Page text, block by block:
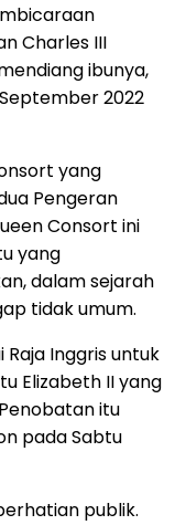
Charles III
ibunya,
2022
yang
Pengeran
Consort ini
yang
dalam sejarah
tidak umum.
Inggris untuk
Elizabeth II yang
itu
pada Sabtu
publik.